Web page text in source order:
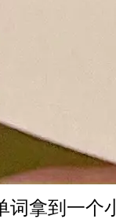
词拿到一个